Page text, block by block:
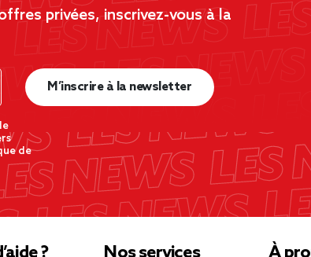
privées, inscrivez-vous à la
de
M’inscrire à la newsletter